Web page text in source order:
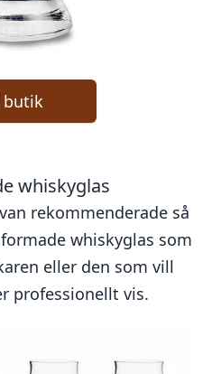
butik
whiskyglas
rekommenderade så
whiskyglas som
eller den som vill
professionellt vis.